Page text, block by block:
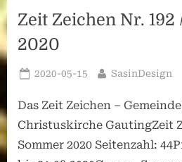
Step
II“”
Zeit Zeichen Nr. 192
2020
Posted
2020-05-15 By
SasinDesign
Das Zeit Zeichen –
Christuskirche GautingZeit
Sommer 2020 Seitenzahl: